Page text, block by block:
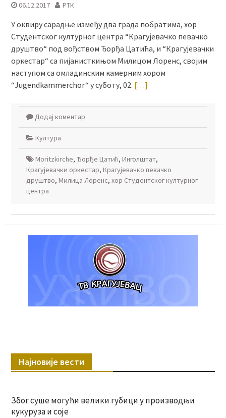
06.12.2017 РТК
У оквиру сарадње између два града побратима, хор
Студентског културног центра “Крагујевачко певачко
друштво“ под вођством Ђорђа Цатића, и “Крагујевачки
оркестар“ са пијанисткињом Милицом Лоренс, својим
наступом са омладинским камерним хором
“Jugendkammerchor“ у суботу, 02. […]
Додај коментар
Култура
Moritzkirche, Ђорђе Цатић, Инголштат,
Крагујевачки оркестар, Крагујевачко певачко
друштво, Милица Лоренс, хор Студентског културног
центра
Најновије вести
Због суше могући велики губици у производњи
кукуруза и соје